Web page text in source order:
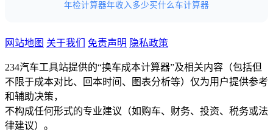
年检计算器年收入多少买什么车计算器
网站地图 关于我们 免责声明 隐私政策
234汽车工具站提供的“换车成本计算器”及相关内容（包括但
不限于成本对比、回本时间、图表分析等）仅为用户提供参考
和辅助决策，
不构成任何形式的专业建议（如购车、财务、投资、税务或法
律建议）。